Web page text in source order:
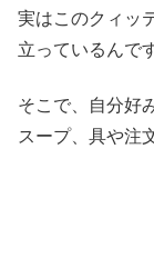
実はこのクィッ
立っているんで
そこで、自分好
スープ、具や注